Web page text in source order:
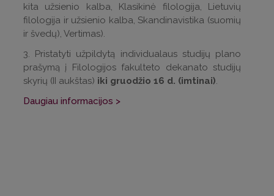
kita užsienio kalba, Klasikinė filologija, Lietuvių
filologija ir užsienio kalba, Skandinavistika (suomių
ir švedų), Vertimas).
3. Pristatyti užpildytą individualaus studijų plano
prašymą į Filologijos fakulteto dekanato studijų
skyrių (II aukštas) iki gruodžio 16 d. (imtinai).
Daugiau informacijos >